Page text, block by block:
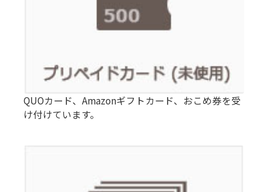
QUOカード、Amazonギフトカード、おこめ券を受
け付けています。